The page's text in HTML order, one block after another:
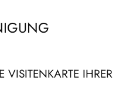
VISITENKARTE IHRER